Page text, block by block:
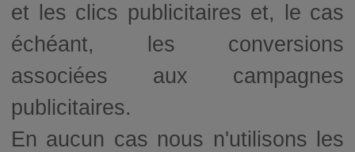
et les clics publicitaires et, le cas
échéant, les conversions
associées aux campagnes
publicitaires.
En aucun cas nous n'utilisons les